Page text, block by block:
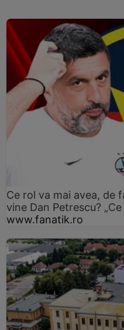
Ce rol va mai avea, de
vine Dan Petrescu?
www.fanatik.ro